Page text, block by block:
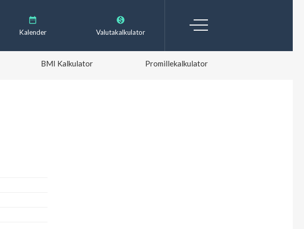
Kalender Valutakalkulator
BMI Kalkulator Promillekalkulator